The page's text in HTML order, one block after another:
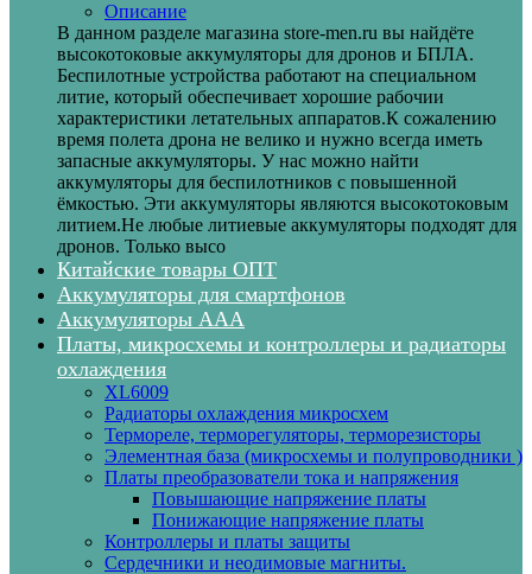
Описание
В данном разделе магазина store-men.ru вы найдёте
высокотоковые аккумуляторы для дронов и БПЛА.
Беспилотные устройства работают на специальном
литие, который обеспечивает хорошие рабочии
характеристики летательных аппаратов.К сожалению
время полета дрона не велико и нужно всегда иметь
запасные аккумуляторы. У нас можно найти
аккумуляторы для беспилотников с повышенной
ёмкостью. Эти аккумуляторы являются высокотоковым
литием.Не любые литиевые аккумуляторы подходят для
дронов. Только высо
Китайские товары ОПТ
Аккумуляторы для смартфонов
Аккумуляторы ААА
Платы, микросхемы и контроллеры и радиаторы
охлаждения
XL6009
Радиаторы охлаждения микросхем
Термореле, терморегуляторы, терморезисторы
Элементная база (микросхемы и полупроводники )
Платы преобразователи тока и напряжения
Повышающие напряжение платы
Понижающие напряжение платы
Контроллеры и платы защиты
Сердечники и неодимовые магниты.